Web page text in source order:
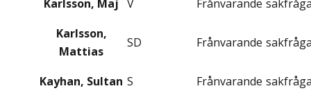
Karlsson, Maj V Frånvarande
Karlsson,
Mattias
SD Frånvarande
Kayhan, Sultan S Frånvarande